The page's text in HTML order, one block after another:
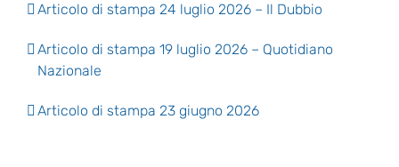
Articolo di stampa 24 luglio 2026 – Il Dubbio
Articolo di stampa 19 luglio 2026 – Quotidiano
Nazionale
Articolo di stampa 23 giugno 2026